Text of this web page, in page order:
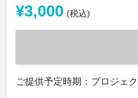
¥3,000 (税込)
ご提供予定時期：プロジェ